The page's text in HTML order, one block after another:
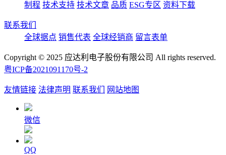
制程 技术支持 技术文章 品质 ESG专区 资料下载
联系我们
全球据点 销售代表 全球经销商 留言表单
Copyright © 2025 应达利电子股份有限公司 All rights reserved.
粤ICP备2021091170号-2
友情链接 法律声明 联系我们 网站地图
微信
QQ